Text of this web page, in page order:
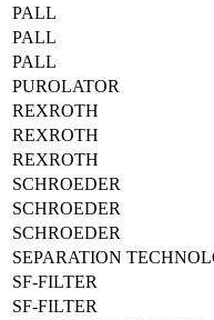
PALL
PALL
PALL
PUROLATOR
REXROTH
REXROTH
REXROTH
SCHROEDER
SCHROEDER
SCHROEDER
SEPARATION
SF-FILTER
SF-FILTER